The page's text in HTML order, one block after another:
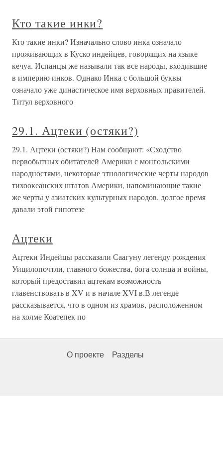
Кто такие инки?
Кто такие инки? Изначально слово инка означало
проживающих в Куско индейцев, говорящих на языке
кечуа. Испанцы же называли так все народы, входившие
в империю инков. Однако Инка с большой буквы
означало уже династическое имя верховных правителей.
Титул верховного
29.1. Ацтеки (остяки?)
29.1. Ацтеки (остяки?) Нам сообщают: «Сходство
первобытных обитателей Америки с монгольскими
народностями, некоторые этнологические черты народов
тихоокеанских штатов Америки, напоминающие такие
же черты у азиатских культурных народов, долгое время
давали этой гипотезе
Ацтеки
Ацтеки Индейцы рассказали Саагуну легенду рождения
Уицилопочтли, главного божества, бога солнца и войны,
который предоставил ацтекам возможность
главенствовать в XV и в начале XVI в.В легенде
рассказывается, что в одном из храмов, расположенном
на холме Коатепек по
О проекте Разделы